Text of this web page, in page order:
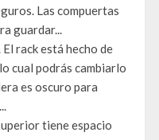
Las compuertas
guardar...
rack está hecho de
cual podrás cambiarlo
es oscuro para
tiene espacio